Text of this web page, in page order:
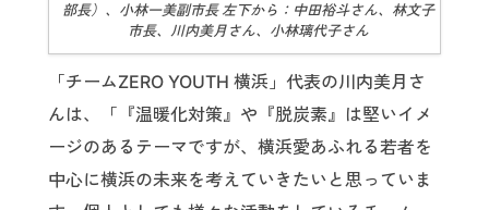
部長）、小林一美副市長 左下から：中田裕斗さん、林文子
市長、川内美月さん、小林璃代子さん
「チームZERO YOUTH 横浜」代表の川内美月さ
んは、「『温暖化対策』や『脱炭素』は堅いイメ
ージのあるテーマですが、横浜愛あふれる若者を
中心に横浜の未来を考えていきたいと思っていま